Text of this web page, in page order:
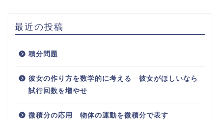
最近の投稿
積分問題
彼女の作り方を数学的に考える 彼女がほしいなら
試行回数を増やせ
微積分の応用 物体の運動を微積分で表す